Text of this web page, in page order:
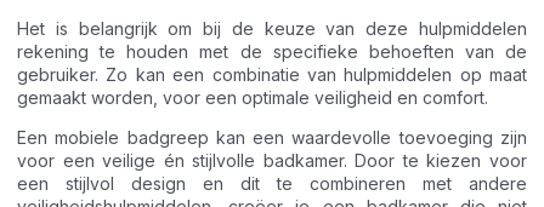
Het is belangrijk om bij de keuze van deze hulpmiddelen
rekening te houden met de specifieke behoeften van de
gebruiker. Zo kan een combinatie van hulpmiddelen op maat
gemaakt worden, voor een optimale veiligheid en comfort.
Een mobiele badgreep kan een waardevolle toevoeging zijn
voor een veilige én stijlvolle badkamer. Door te kiezen voor
een stijlvol design en dit te combineren met andere